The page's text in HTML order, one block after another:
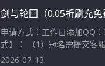
剑与轮回（0.05折刷充
申请方式：工作日添加QQ
式】： （1）冠名需提交客
2026-07-13